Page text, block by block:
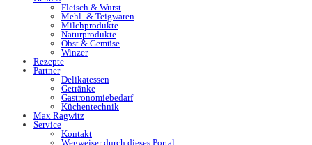
Fleisch & Wurst
Mehl- & Teigwaren
Milchprodukte
Naturprodukte
Obst & Gemüse
Winzer
Rezepte
Partner
Delikatessen
Getränke
Gastronomiebedarf
Küchentechnik
Max Ragwitz
Service
Kontakt
Wegweiser durch dieses Portal